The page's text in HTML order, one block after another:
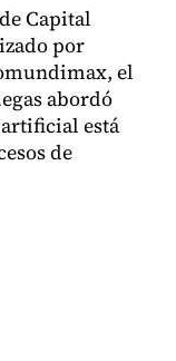
Capital
por
el
abordó
está
de